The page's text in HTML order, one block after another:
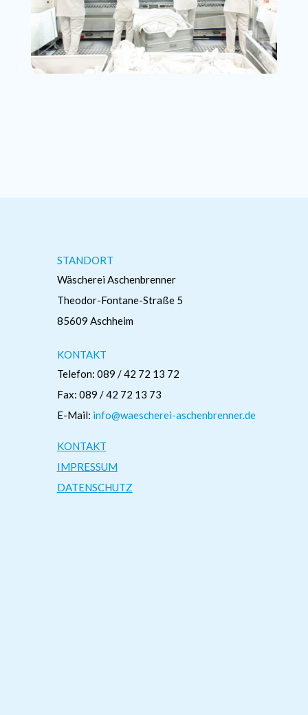
STANDORT
Wäscherei Aschenbrenner
Theodor-Fontane-Straße 5
85609 Aschheim
KONTAKT
Telefon: 089 / 42 72 13 72
Fax: 089 / 42 72 13 73
E-Mail: info@waescherei-aschenbrenner.de
KONTAKT
IMPRESSUM
DATENSCHUTZ